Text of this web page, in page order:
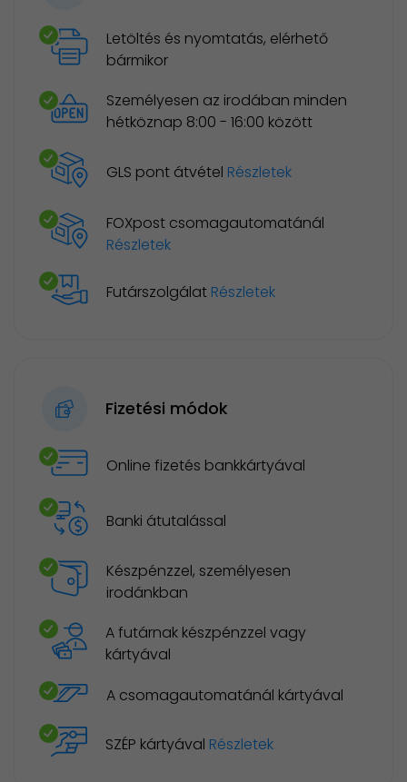
Letöltés és nyomtatás, elérhető
bármikor
Személyesen az irodában minden
hétköznap 8:00 - 16:00 között
GLS pont átvétel Részletek
FOXpost csomagautomatánál
Részletek
Futárszolgálat Részletek
Fizetési módok
Online fizetés bankkártyával
Banki átutalással
Készpénzzel, személyesen
irodánkban
A futárnak készpénzzel vagy
kártyával
A csomagautomatánál kártyával
SZÉP kártyával Részletek